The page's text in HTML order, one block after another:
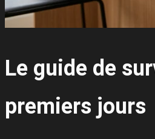
Le guide de
premiers jours